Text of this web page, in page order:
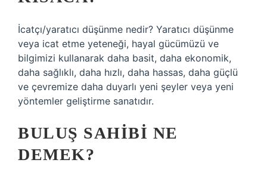
İcatçı/yaratıcı düşünme nedir? Yaratıcı düşünme
veya icat etme yeteneği, hayal gücümüzü ve
bilgimizi kullanarak daha basit, daha ekonomik,
daha sağlıklı, daha hızlı, daha hassas, daha güçlü
ve çevremize daha duyarlı yeni şeyler veya yeni
yöntemler geliştirme sanatıdır.
BULUŞ SAHIBI NE
DEMEK?